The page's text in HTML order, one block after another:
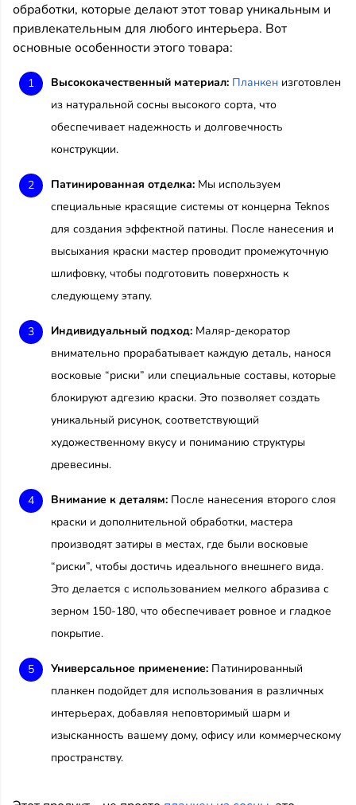
обработки, которые делают этот товар уникальным и
привлекательным для любого интерьера. Вот
основные особенности этого товара:
Высококачественный материал: Планкен изготовлен
из натуральной сосны высокого сорта, что
обеспечивает надежность и долговечность
конструкции.
Патинированная отделка: Мы используем
специальные красящие системы от концерна Teknos
для создания эффектной патины. После нанесения и
высыхания краски мастер проводит промежуточную
шлифовку, чтобы подготовить поверхность к
следующему этапу.
Индивидуальный подход: Маляр-декоратор
внимательно прорабатывает каждую деталь, нанося
восковые “риски” или специальные составы, которые
блокируют адгезию краски. Это позволяет создать
уникальный рисунок, соответствующий
художественному вкусу и пониманию структуры
древесины.
Внимание к деталям: После нанесения второго слоя
краски и дополнительной обработки, мастера
производят затиры в местах, где были восковые
“риски”, чтобы достичь идеального внешнего вида.
Это делается с использованием мелкого абразива с
зерном 150-180, что обеспечивает ровное и гладкое
покрытие.
Универсальное применение: Патинированный
планкен подойдет для использования в различных
интерьерах, добавляя неповторимый шарм и
изысканность вашему дому, офису или коммерческому
пространству.